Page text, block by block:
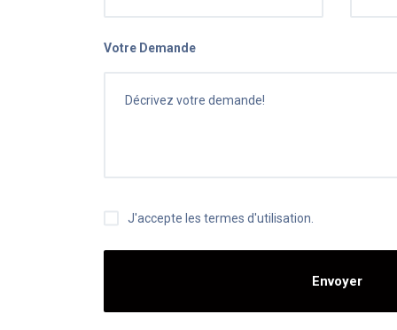
Votre Demande
J'accepte les termes d'utilisation.